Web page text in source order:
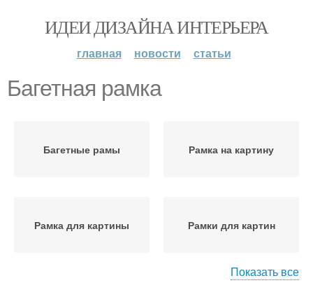
ИДЕИ ДИЗАЙНА ИНТЕРЬЕРА
главная новости статьи
Багетная рамка
Багетные рамы Рамка на картину
Рамка для картины Рамки для картин
Показать все